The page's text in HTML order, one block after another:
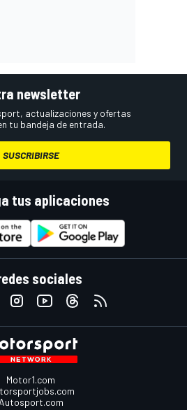
newsletter
actualizaciones y ofertas
tu bandeja de entrada.
SUSCRIBIRSE
tus aplicaciones
sociales
Motor1.com
Autosport.com